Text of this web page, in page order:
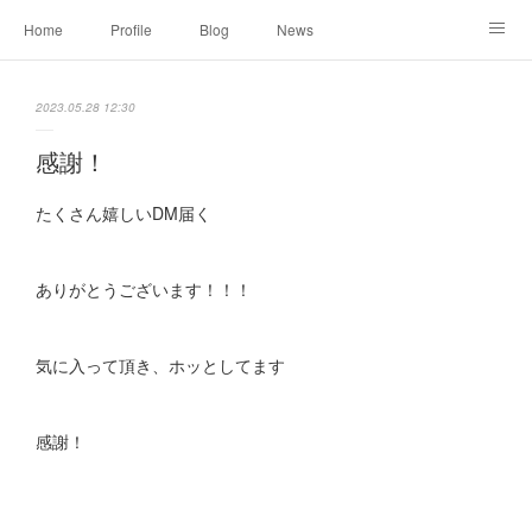
Home Profile Blog News
2023.05.28 12:30
感謝！
たくさん嬉しいDM届く
ありがとうございます！！！
気に入って頂き、ホッとしてます
感謝！